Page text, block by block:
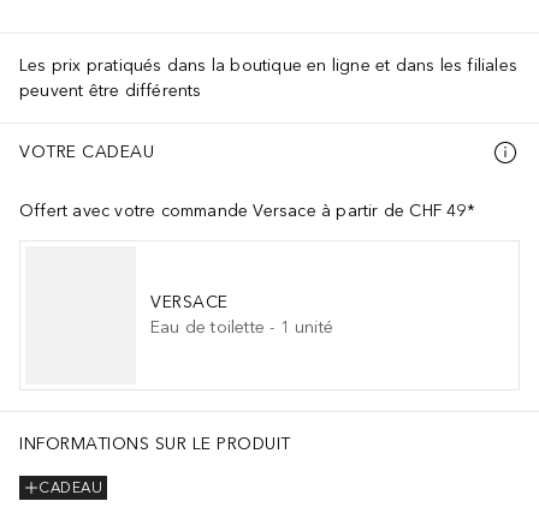
Les prix pratiqués dans la boutique en ligne et dans les filiales
peuvent être différents
VOTRE CADEAU
Offert avec votre commande Versace à partir de CHF 49*
VERSACE
Eau de toilette - 1 unité
INFORMATIONS SUR LE PRODUIT
CADEAU